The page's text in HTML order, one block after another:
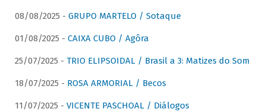
08/08/2025 - GRUPO MARTELO / Sotaque
01/08/2025 - CAIXA CUBO / Agôra
25/07/2025 - TRIO ELIPSOIDAL / Brasil a 3: Matizes do Som
18/07/2025 - ROSA ARMORIAL / Becos
11/07/2025 - VICENTE PASCHOAL / Diálogos